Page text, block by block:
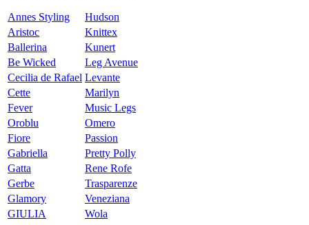
Annes Styling
Hudson
Aristoc
Knittex
Ballerina
Kunert
Be Wicked
Leg Avenue
Cecilia de Rafael Levante
Cette
Marilyn
Fever
Music Legs
Oroblu
Omero
Fiore
Passion
Gabriella
Pretty Polly
Gatta
Rene Rofe
Gerbe
Trasparenze
Glamory
Veneziana
GIULIA
Wola